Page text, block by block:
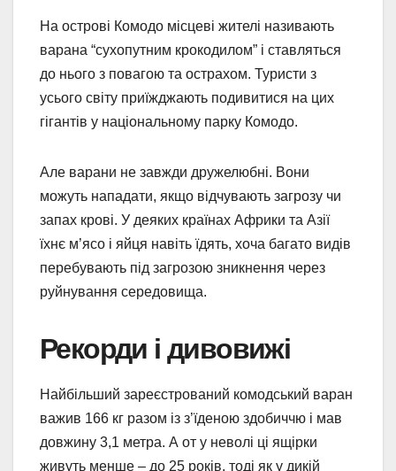
На острові Комодо місцеві жителі називають
варана “сухопутним крокодилом” і ставляться
до нього з повагою та острахом. Туристи з
усього світу приїжджають подивитися на цих
гігантів у національному парку Комодо.
Але варани не завжди дружелюбні. Вони
можуть нападати, якщо відчувають загрозу чи
запах крові. У деяких країнах Африки та Азії
їхнє м’ясо і яйця навіть їдять, хоча багато видів
перебувають під загрозою зникнення через
руйнування середовища.
Рекорди і дивовижі
Найбільший зареєстрований комодський варан
важив 166 кг разом із з’їденою здобиччю і мав
довжину 3,1 метра. А от у неволі ці ящірки
живуть менше – до 25 років, тоді як у дикій